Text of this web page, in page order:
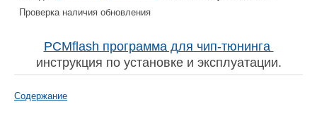
Проверка наличия обновления
PCMflash программа для чип-тюнинга
инструкция по установке и эксплуатации.
Содержание